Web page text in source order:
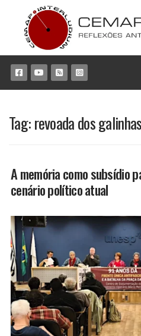
conteúdo
Tag:revoada dos
A memória como subsídio
cenário político atual